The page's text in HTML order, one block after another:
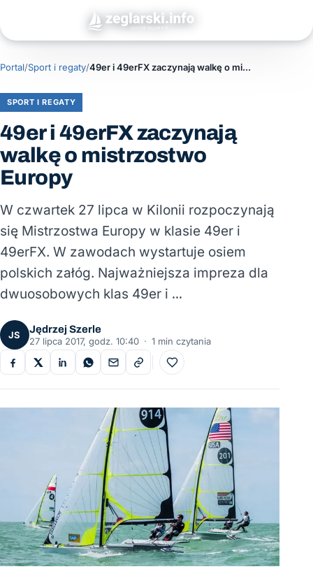
Portal/Sport i regaty/ 49er i 49erFX zaczynają walkę o mistrzostwo Europy
SPORT I REGATY
49er i 49erFX zaczynają
walkę o mistrzostwo
Europy
W czwartek 27 lipca w Kilonii rozpoczynają
się Mistrzostwa Europy w klasie 49er i
49erFX. W zawodach wystartuje osiem
polskich załóg. Najważniejsza impreza dla
dwuosobowych klas 49er i …
JS
Jędrzej Szerle
27 lipca 2017, godz. 10:40 · 1 min czytania
Do ulubionych